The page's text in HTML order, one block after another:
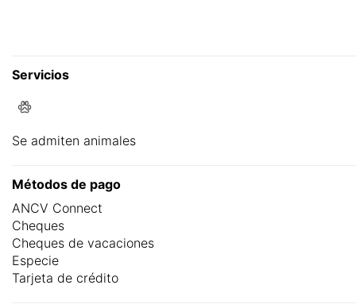
Servicios
Se admiten animales
Métodos de pago
ANCV Connect
Cheques
Cheques de vacaciones
Especie
Tarjeta de crédito